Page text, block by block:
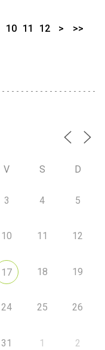
10 11 12 > >>
V S D
3 4 5
10 11 12
17 18 19
24 25 26
31 1 2